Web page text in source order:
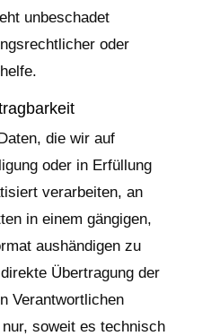
unbeschadet
oder
die wir auf
oder in Erfüllung
verarbeiten, an
in einem gängigen,
aushändigen zu
Übertragung der
Verantwortlichen
soweit es technisch